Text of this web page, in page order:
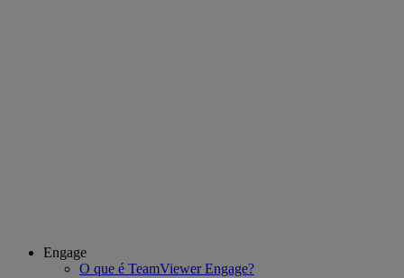
Engage
O que é TeamViewer Engage?